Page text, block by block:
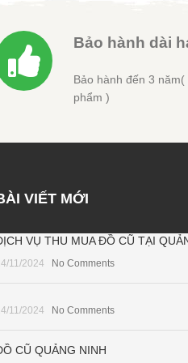
Bảo hành dài
Bảo hành đến 3
phẩm )
VIẾT MỚI
VỤ THU MUA ĐỒ CŨ TẠI
11/2024 No Comments
11/2024 No Comments
CŨ QUẢNG NINH